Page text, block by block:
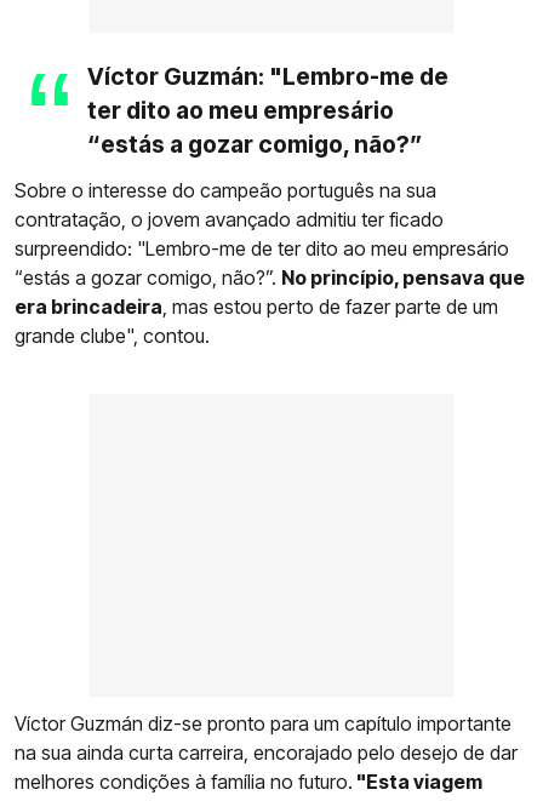
Víctor Guzmán: "Lembro-me de
ter dito ao meu empresário
“estás a gozar comigo, não?”
Sobre o interesse do campeão português na sua
contratação, o jovem avançado admitiu ter ficado
surpreendido: "Lembro-me de ter dito ao meu empresário
“estás a gozar comigo, não?”. No princípio, pensava que
era brincadeira, mas estou perto de fazer parte de um
grande clube", contou.
Víctor Guzmán diz-se pronto para um capítulo importante
na sua ainda curta carreira, encorajado pelo desejo de dar
melhores condições à família no futuro. "Esta viagem